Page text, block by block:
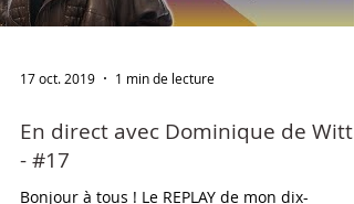
17 oct. 2019 1 min de lecture
En direct avec Dominique de Witte